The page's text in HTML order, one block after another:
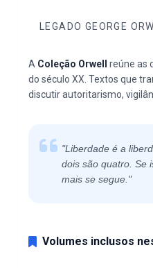
LEGADO GEORGE
A Coleção Orwell
reúne as
do século XX. Textos que
discutir autoritarismo,
"Liberdade é a
dois são quatro. Se
mais se segue."
Volumes inclusos